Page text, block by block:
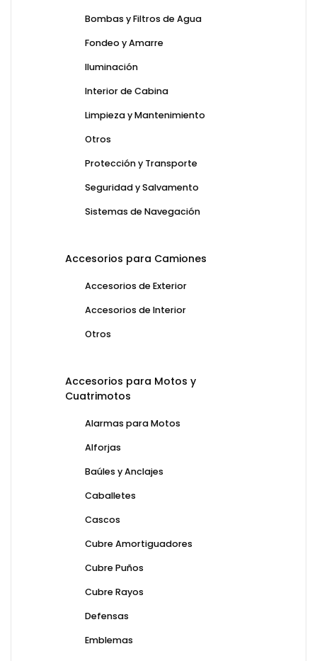
Bombas y Filtros de Agua
Fondeo y Amarre
Iluminación
Interior de Cabina
Limpieza y Mantenimiento
Otros
Protección y Transporte
Seguridad y Salvamento
Sistemas de Navegación
Accesorios para Camiones
Accesorios de Exterior
Accesorios de Interior
Otros
Accesorios para Motos y
Cuatrimotos
Alarmas para Motos
Alforjas
Baúles y Anclajes
Caballetes
Cascos
Cubre Amortiguadores
Cubre Puños
Cubre Rayos
Defensas
Emblemas